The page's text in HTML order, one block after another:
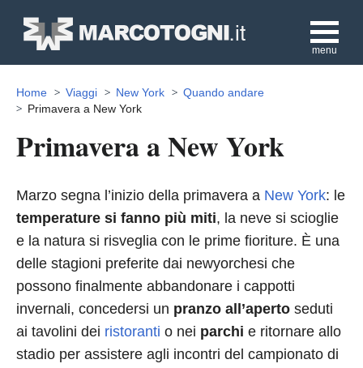
menu
Home Viaggi New York
Quando andare
Primavera a New York
Primavera a New York
Marzo segna l’inizio della primavera a New York: le
temperature si fanno più miti, la neve si scioglie
e la natura si risveglia con le prime fioriture. È una
delle stagioni preferite dai newyorchesi che
possono finalmente abbandonare i cappotti
invernali, concedersi un pranzo all’aperto seduti
ai tavolini dei ristoranti o nei parchi e ritornare allo
stadio per assistere agli incontri del campionato di